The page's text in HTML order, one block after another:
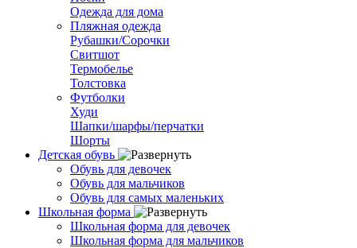
Одежда для дома
Пляжная одежда
Рубашки/Сорочки
Свитшот
Термобелье
Толстовка
Футболки
Худи
Шапки/шарфы/перчатки
Шорты
Детская обувь
Обувь для девочек
Обувь для мальчиков
Обувь для самых маленьких
Школьная форма
Школьная форма для девочек
Школьная форма для мальчиков